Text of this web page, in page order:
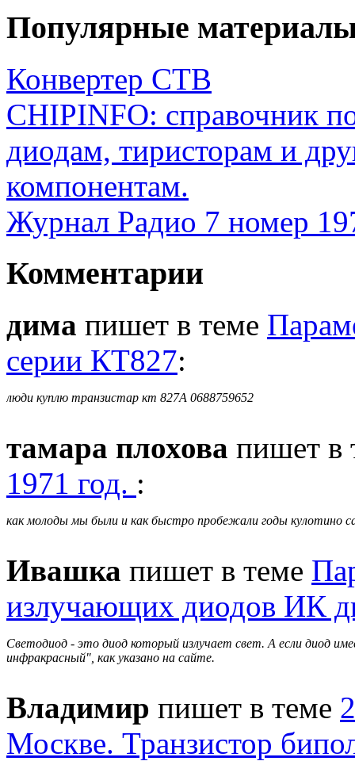
Популярные
Конвертер СТВ
CHIPINFO: справочник
диодам, тиристорам и
компонентам.
Журнал Радио 7 номер
Комментарии
дима пишет в теме
серии КТ827:
люди куплю транзистар кт 827А 0688759652
тамара плохова пишет в
1971 год. :
как молоды мы были и как быстро пробежали годы кулотино
Ивашка пишет в теме
излучающих диодов ИК
Светодиод - это диод который излучает свет. А если диод
инфракрасный", как указано на сайте.
Владимир пишет в теме
Москве. Транзистор